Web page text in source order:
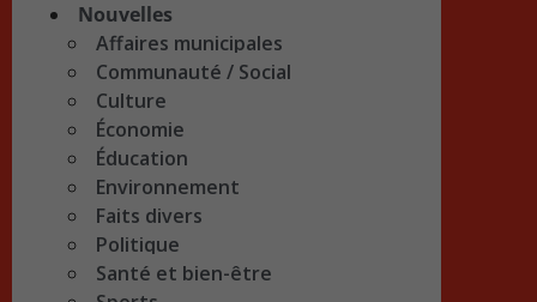
Nouvelles
Affaires municipales
Communauté / Social
Culture
Économie
Éducation
Environnement
Faits divers
Politique
Santé et bien-être